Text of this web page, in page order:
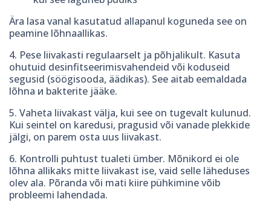
Ära lasa vanal kasutatud allapanul koguneda see on
peamine lõhnaallikas.
4. Pese liivakasti regulaarselt ja põhjalikult. Kasuta
ohutuid desinfitseerimisvahendeid või koduseid
segusid (söögisooda, äädikas). See aitab eemaldada
lõhna и bakterite jääke.
5. Vaheta liivakast välja, kui see on tugevalt kulunud.
Kui seintel on karedusi, pragusid või vanade plekkide
jälgi, on parem osta uus liivakast.
6. Kontrolli puhtust tualeti ümber. Mõnikord ei ole
lõhna allikaks mitte liivakast ise, vaid selle läheduses
olev ala. Põranda või mati kiire pühkimine võib
probleemi lahendada.